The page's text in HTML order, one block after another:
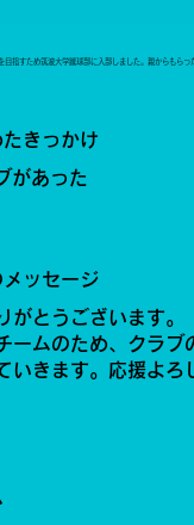
きっかけ
があった
ッセージ
がとうございます。
ームのため、クラブ
いきます。応援よろ
目指すため筑波大学蹴球部に入部しました。親からもら